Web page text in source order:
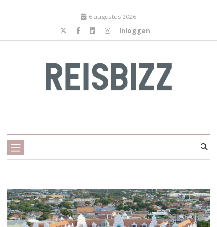
6 augustus 2026
Inloggen